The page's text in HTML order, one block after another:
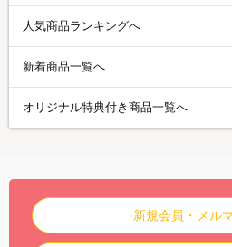
人気商品ランキングへ
新着商品一覧へ
オリジナル特典付き商品一覧へ
新規会員・メル